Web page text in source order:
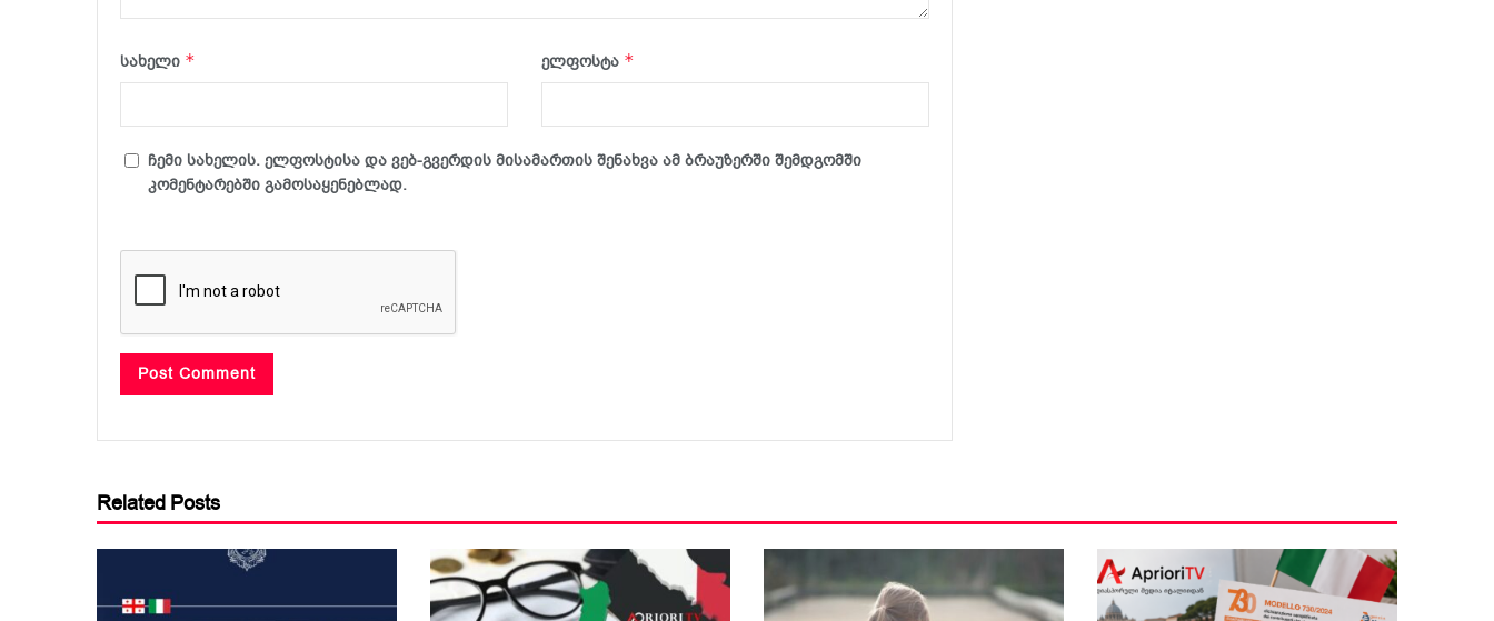
სახელი * ელფოსტა *
ჩემი სახელის. ელფოსტისა და ვებ-გვერდის მისამართის შენახვა ამ ბრაუზერში შემდგომში
კომენტარებში გამოსაყენებლად.
Related Posts